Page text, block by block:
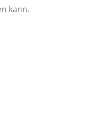
kann.